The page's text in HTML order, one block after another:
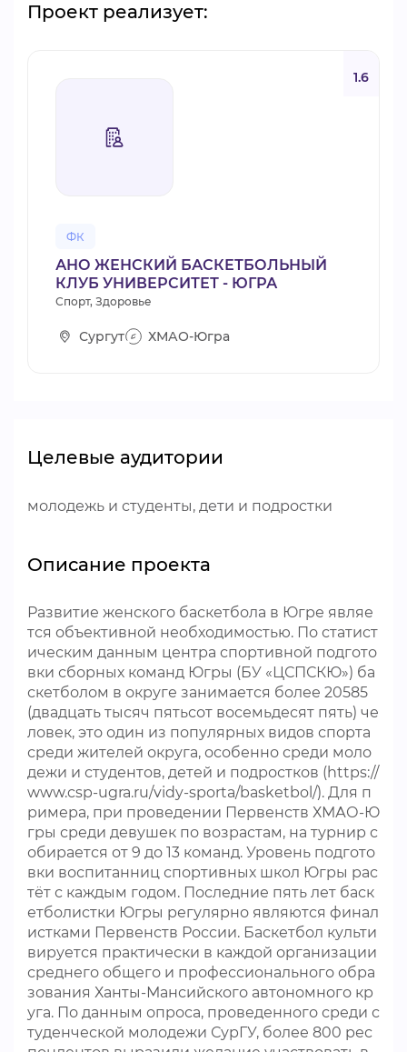
Проект реализует:
ФК
1.6
АНО ЖЕНСКИЙ БАСКЕТБОЛЬНЫЙ
КЛУБ УНИВЕРСИТЕТ - ЮГРА
Спорт, Здоровье
Сургут ХМАО-Югра
Целевые аудитории
молодежь и студенты, дети и подростки
Описание проекта
Развитие женского баскетбола в Югре являе
тся объективной необходимостью. По статист
ическим данным центра спортивной подгото
вки сборных команд Югры (БУ «ЦСПСКЮ») ба
скетболом в округе занимается более 20585
(двадцать тысяч пятьсот восемьдесят пять) че
ловек, это один из популярных видов спорта
среди жителей округа, особенно среди моло
дежи и студентов, детей и подростков (https://
www.csp-ugra.ru/vidy-sporta/basketbol/). Для п
римера, при проведении Первенств ХМАО-Ю
гры среди девушек по возрастам, на турнир с
обирается от 9 до 13 команд. Уровень подгото
вки воспитанниц спортивных школ Югры рас
тёт с каждым годом. Последние пять лет баск
етболистки Югры регулярно являются финал
истками Первенств России. Баскетбол культи
вируется практически в каждой организации
среднего общего и профессионального обра
зования Ханты-Мансийского автономного кр
уга. По данным опроса, проведенного среди с
туденческой молодежи СурГУ, более 800 рес